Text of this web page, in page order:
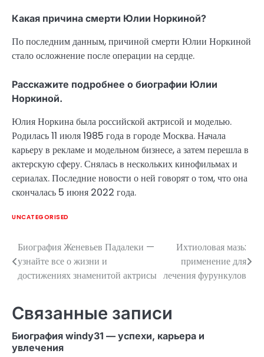
Какая причина смерти Юлии Норкиной?
По последним данным, причиной смерти Юлии Норкиной
стало осложнение после операции на сердце.
Расскажите подробнее о биографии Юлии
Норкиной.
Юлия Норкина была российской актрисой и моделью.
Родилась 11 июля 1985 года в городе Москва. Начала
карьеру в рекламе и модельном бизнесе, а затем перешла в
актерскую сферу. Снялась в нескольких кинофильмах и
сериалах. Последние новости о ней говорят о том, что она
скончалась 5 июня 2022 года.
UNCATEGORISED
Навигация
по
Биография Женевьев Падалеки —
узнайте все о жизни и
достижениях знаменитой актрисы
Ихтиоловая мазь:
применение для
лечения фурункулов
Связанные записи
Биография windy31 — успехи, карьера и
увлечения